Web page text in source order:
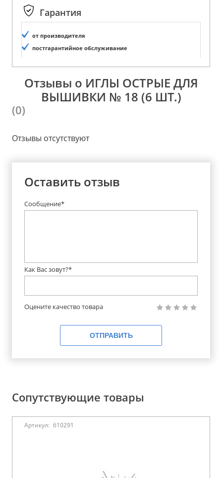
Гарантия
от производителя
постгарантийное обслуживание
Отзывы о ИГЛЫ ОСТРЫЕ ДЛЯ
ВЫШИВКИ № 18 (6 ШТ.)
(0)
Отзывы отсутствуют
Оставить отзыв
Сообщение*
Как Вас зовут?*
Оцените качество товара
ОТПРАВИТЬ
Сопутствующие товары
Артикул: 610291